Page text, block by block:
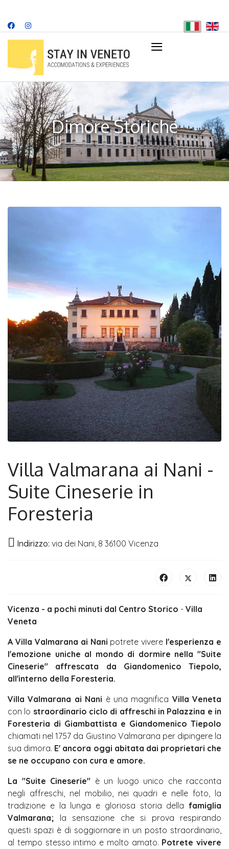
≡
Dimore Storiche
Villa Valmarana ai Nani -
Suite Cineserie in
Foresteria
Indirizzo: via dei Nani, 8 36100 Vicenza
Vicenza - a pochi minuti dal Centro Storico - Villa
Veneta
A Villa Valmarana ai Nani potrete vivere l'esperienza e
l'emozione uniche al mondo di dormire nella "Suite
Cineserie" affrescata da Giandomenico Tiepolo,
all'interno della Foresteria.
Villa Valmarana ai Nani è una magnifica Villa Veneta
con lo straordinario ciclo di affreschi in Palazzina e in
Foresteria di Giambattista e Giandomenico Tiepolo
chiamati nel 1757 da Giustino Valmarana per dipingere la
sua dimora. E' ancora oggi abitata dai proprietari che
se ne occupano con cura e amore.
La "Suite Cineserie" è un luogo unico che racconta
negli affreschi, nel mobilio, nei quadri e nelle foto, la
tradizione e la lunga e gloriosa storia della famiglia
Valmarana; la sensazione che si prova respirando
questi spazi è di soggiornare in un posto straordinario,
al tempo stesso intimo e molto amato. Potrete vivere